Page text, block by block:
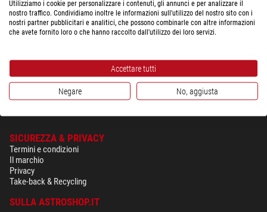
L'ingrandimento indica quanto più grande viene visto un oggetto rispetto
all'osservazione a occhio nudo.
visualizzati. Le informazioni tra parentesi riportano invece quali sono i dati
di misurazione visualizzabili.
SICUREZZA & PRIVACY
Termini e condizioni
Il marchio
Privacy
Take-back & Recycling
SULLA ASTROSHOP.IT
Utilizziamo i cookie per personalizzare i contenuti, gli annunci e per analizzare il
nostro traffico. Condividiamo inoltre le informazioni sull'utilizzo del nostro sito con i
nostri partner pubblicitari e analitici, che possono combinarle con altre informazioni
che avete fornito loro o che hanno raccolto dall'utilizzo dei loro servizi.
Accettare tutti
Negare No, aggiusta